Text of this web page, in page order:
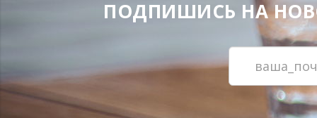
ПОДПИШИСЬ НА